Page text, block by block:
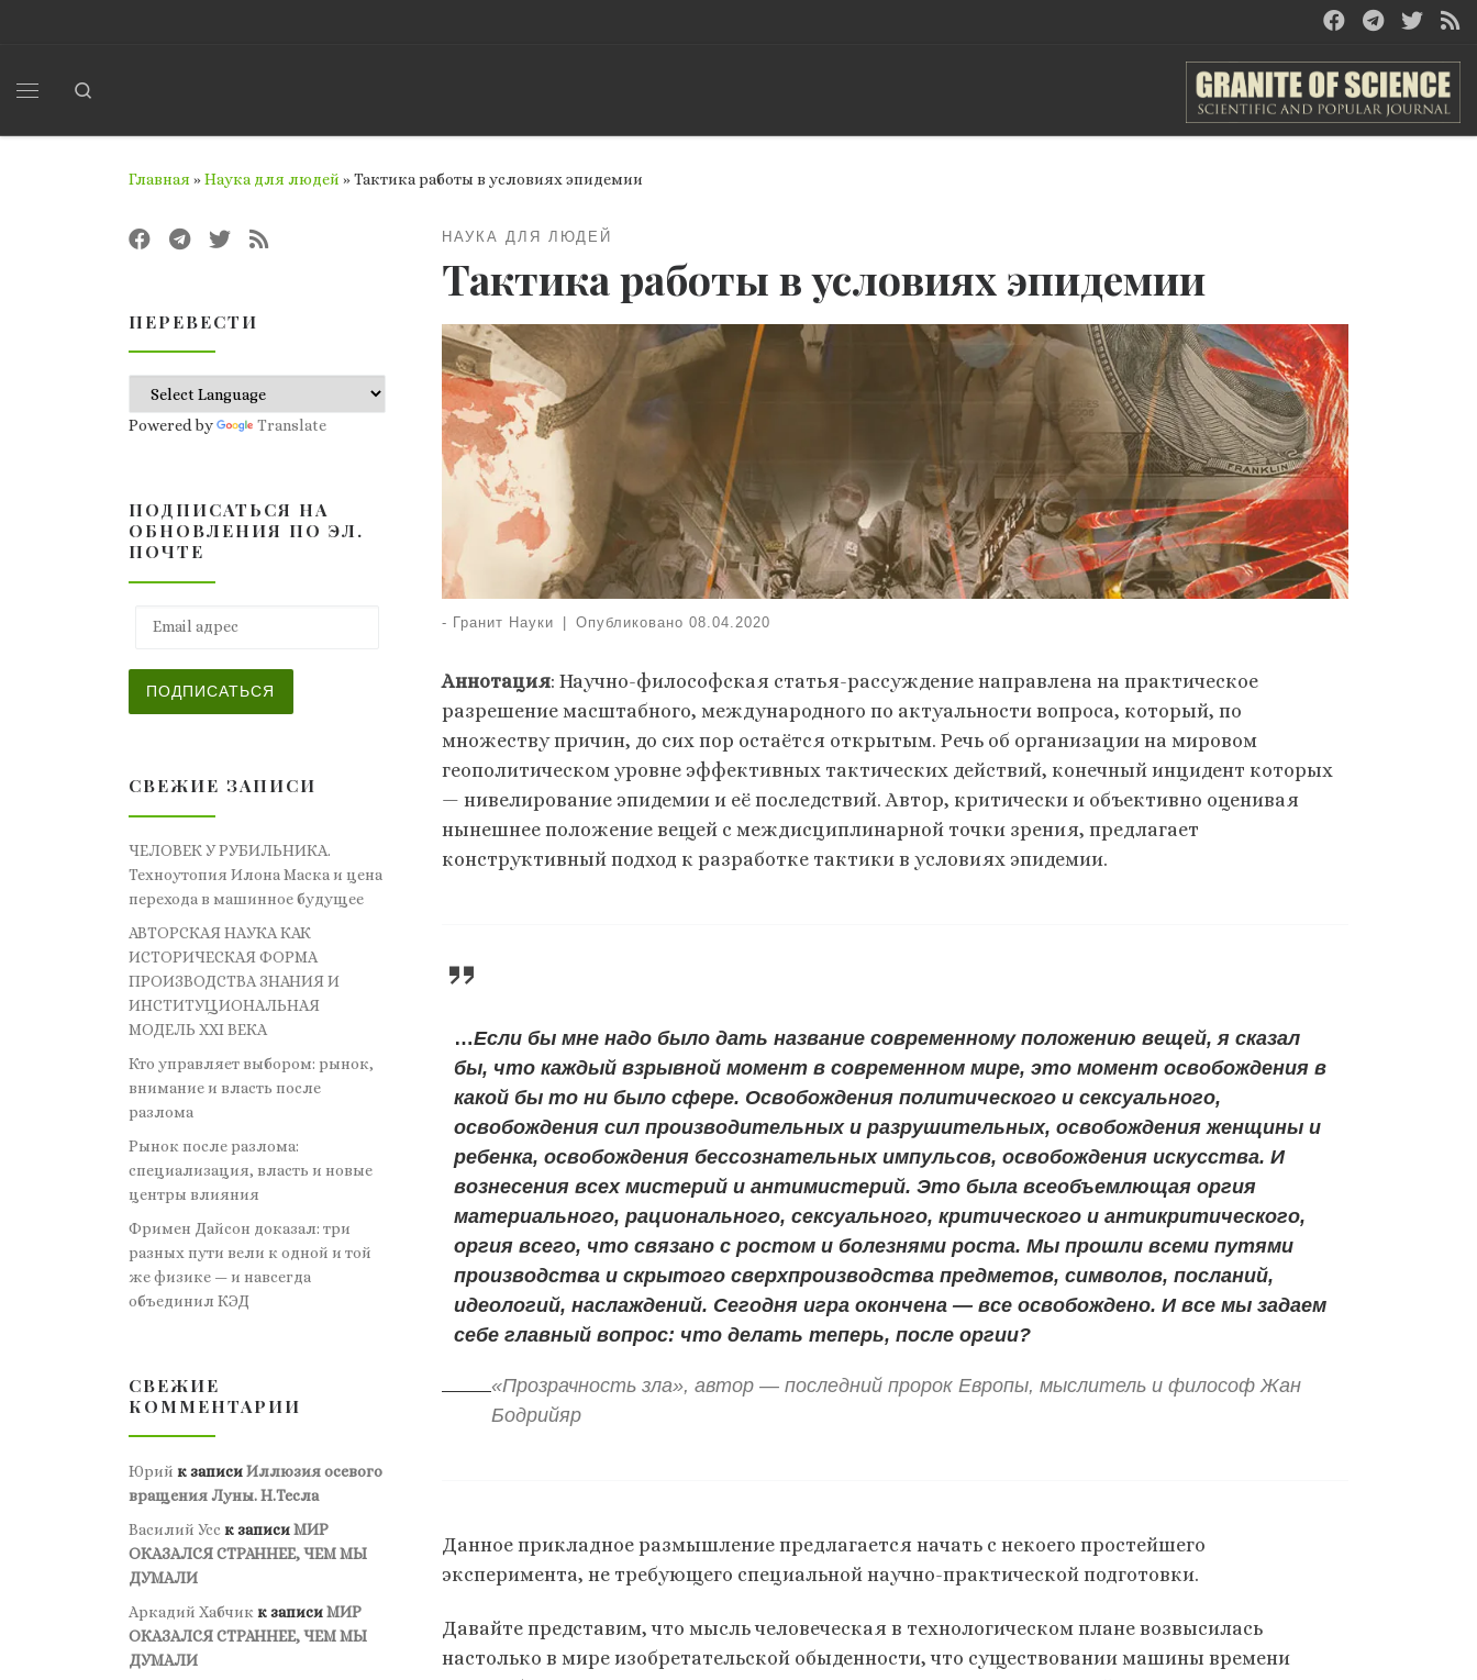
Главная »Наука для людей »Тактика работы в условиях эпидемии
НАУКА ДЛЯ ЛЮДЕЙ
Тактика работы в условиях эпидемии
- Гранит Науки Опубликовано 08.04.2020
Аннотация: Научно-философская статья-рассуждение направлена на практическое
разрешение масштабного, международного по актуальности вопроса, который, по
множеству причин, до сих пор остаётся открытым. Речь об организации на мировом
геополитическом уровне эффективных тактических действий, конечный инцидент которых
— нивелирование эпидемии и её последствий. Автор, критически и объективно оценивая
нынешнее положение вещей с междисциплинарной точки зрения, предлагает
конструктивный подход к разработке тактики в условиях эпидемии.
…Если бы мне надо было дать название современному положению вещей, я сказал
бы, что каждый взрывной момент в современном мире, это момент освобождения в
какой бы то ни было сфере. Освобождения политического и сексуального,
освобождения сил производительных и разрушительных, освобождения женщины и
ребенка, освобождения бессознательных импульсов, освобождения искусства. И
вознесения всех мистерий и антимистерий. Это была всеобъемлющая оргия
материального, рационального, сексуального, критического и антикритического,
оргия всего, что связано с ростом и болезнями роста. Мы прошли всеми путями
производства и скрытого сверхпроизводства предметов, символов, посланий,
идеологий, наслаждений. Сегодня игра окончена — все освобождено. И все мы задаем
себе главный вопрос: что делать теперь, после оргии?
«Прозрачность зла», автор — последний пророк Европы, мыслитель и философ Жан
Бодрийяр
Данное прикладное размышление предлагается начать с некоего простейшего
эксперимента, не требующего специальной научно-практической подготовки.
Давайте представим, что мысль человеческая в технологическом плане возвысилась
настолько в мире изобретательской обыденности, что существовании машины времени
ПЕРЕВЕСТИ
Powered by Translate
ПОДПИСАТЬСЯ НА
ОБНОВЛЕНИЯ ПО ЭЛ.
ПОЧТЕ
ПОДПИСАТЬСЯ
СВЕЖИЕ ЗАПИСИ
ЧЕЛОВЕК У РУБИЛЬНИКА.
Техноутопия Илона Маска и цена
перехода в машинное будущее
АВТОРСКАЯ НАУКА КАК
ИСТОРИЧЕСКАЯ ФОРМА
ПРОИЗВОДСТВА ЗНАНИЯ И
ИНСТИТУЦИОНАЛЬНАЯ
МОДЕЛЬ XXI ВЕКА
Кто управляет выбором: рынок,
внимание и власть после
разлома
Рынок после разлома:
специализация, власть и новые
центры влияния
Фримен Дайсон доказал: три
разных пути вели к одной и той
же физике — и навсегда
объединил КЭД
СВЕЖИЕ
КОММЕНТАРИИ
Юрий к записиИллюзия осевого
вращения Луны. Н.Тесла
Василий Усс к записиМИР
ОКАЗАЛСЯ СТРАННЕЕ, ЧЕМ МЫ
ДУМАЛИ
Аркадий Хабчик к записиМИР
ОКАЗАЛСЯ СТРАННЕЕ, ЧЕМ МЫ
ДУМАЛИ